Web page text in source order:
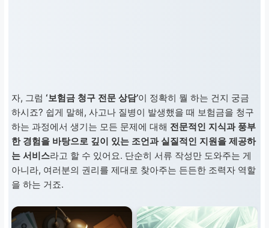
자, 그럼 ‘보험금 청구 전문 상담’이 정확히 뭘 하는 건지 궁금
하시죠? 쉽게 말해, 사고나 질병이 발생했을 때 보험금을 청구
하는 과정에서 생기는 모든 문제에 대해 전문적인 지식과 풍부
한 경험을 바탕으로 깊이 있는 조언과 실질적인 지원을 제공하
는 서비스라고 할 수 있어요. 단순히 서류 작성만 도와주는 게
아니라, 여러분의 권리를 제대로 찾아주는 든든한 조력자 역할
을 하는 거죠.